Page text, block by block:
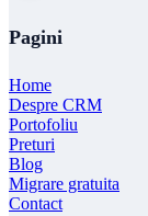
Pagini
Home
Despre CRM
Portofoliu
Preturi
Blog
Migrare gratuita
Contact